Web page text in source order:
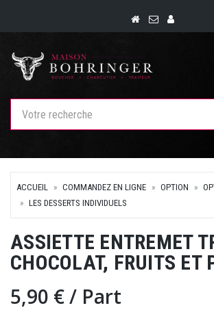
ACCUEIL COMMANDEZ EN LIGNE OPTION
LES DESSERTS INDIVIDUELS
ASSIETTE ENTREMET
CHOCOLAT, FRUITS ET
5,90 €/ Part